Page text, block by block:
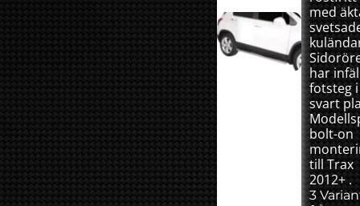
med
har
fotsteg i
svart
bolt-on
till Trax
2012+ .
3